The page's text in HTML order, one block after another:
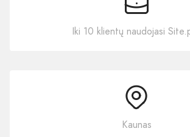
Iki 10 klientų naudojasi
Kaunas